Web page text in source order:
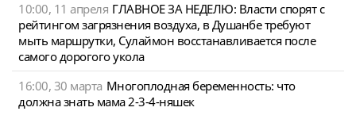
10:00, 11 апреля ГЛАВНОЕ ЗА НЕДЕЛЮ: Власти спорят с
рейтингом загрязнения воздуха, в Душанбе требуют
мыть маршрутки, Сулаймон восстанавливается после
самого дорогого укола
16:00, 30 марта Многоплодная беременность: что
должна знать мама 2-3-4-няшек